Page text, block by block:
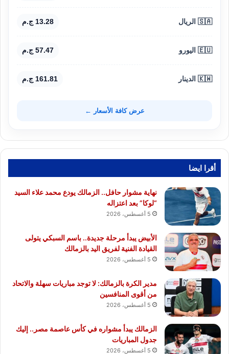
🇸🇦 الريال 13.28 ج.م
🇪🇺 اليورو 57.47 ج.م
🇰🇼 الدينار 161.81 ج.م
عرض كافة الأسعار ←
أقرا ايضا
نهاية مشوار حافل.. الزمالك يودع محمد علاء السيد
“لوكا” بعد اعتزاله
5 أغسطس، 2026
الأبيض يبدأ مرحلة جديدة.. باسم السبكي يتولى
القيادة الفنية لفريق اليد بالزمالك
5 أغسطس، 2026
مدير الكرة بالزمالك: لا توجد مباريات سهلة والاتحاد
من أقوى المنافسين
5 أغسطس، 2026
الزمالك يبدأ مشواره في كأس عاصمة مصر.. إليك
جدول المباريات
5 أغسطس، 2026